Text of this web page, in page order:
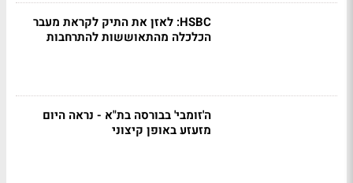
HSBC: לאזן את התיק לקראת מעבר
הכלכלה מהתאוששות להתרחבות
ה'זומבי' בבורסה בת"א - נראה היום
מזעזע באופן קיצוני